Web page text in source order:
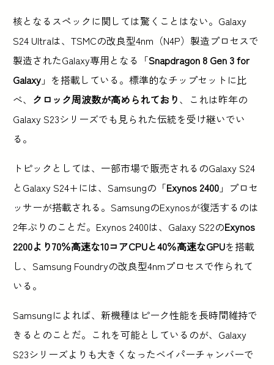
核となるスペックに関しては驚くことはない。Galaxy
S24 Ultraは、TSMCの改良型4nm（N4P）製造プロセスで
製造されたGalaxy専用となる「Snapdragon 8 Gen 3 for
Galaxy 」を搭載している。標準的なチップセットに比
べ、 クロック周波数が高められており、これは昨年の
Galaxy S23シリーズでも見られた伝統を受け継いでい
る。
トピックとしては、一部市場で販売されるのGalaxy S24
とGalaxy S24+には、Samsungの「Exynos 2400 」プロセ
ッサーが搭載される。SamsungのExynosが復活するのは
2年ぶりのことだ。Exynos 2400は、Galaxy S22のExynos
2200より70％高速な10コアCPUと40％高速なGPUを搭載
し、Samsung Foundryの改良型4nmプロセスで作られて
いる。
Samsungによれば、新機種はピーク性能を長時間維持で
きるとのことだ。これを可能としているのが、Galaxy
S23シリーズよりも大きくなったベイパーチャンバーで